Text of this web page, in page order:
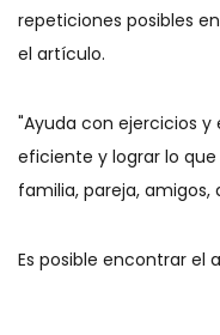
repeticiones posibles
el artículo.
"Ayuda con ejercicios
eficiente y lograr lo
familia, pareja, amigos,
Es posible encontrar el